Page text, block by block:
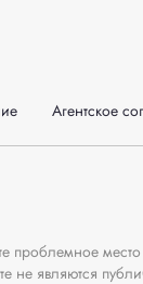
Агентское
проблемное
не являются